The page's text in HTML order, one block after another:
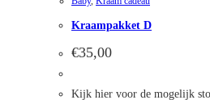
Kraampakket D
€35,00
Kijk hier voor de mogelijk